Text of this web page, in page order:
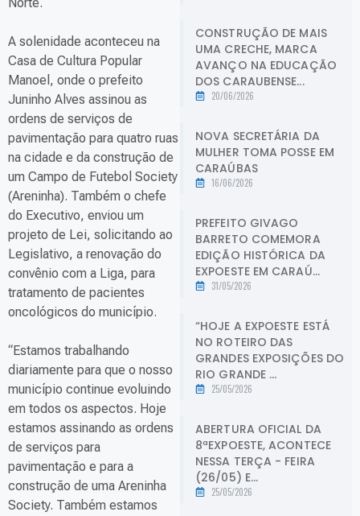
A solenidade aconteceu na
Casa de Cultura Popular
Manoel, onde o prefeito
Juninho Alves assinou as
ordens de serviços de
pavimentação para quatro ruas
na cidade e da construção de
um Campo de Futebol Society
(Areninha). Também o chefe
do Executivo, enviou um
projeto de Lei, solicitando ao
Legislativo, a renovação do
convênio com a Liga, para
tratamento de pacientes
oncológicos do município.
“Estamos trabalhando
diariamente para que o nosso
município continue evoluindo
em todos os aspectos. Hoje
estamos assinando as ordens
de serviços para
pavimentação e para a
construção de uma Areninha
Society. Também estamos
CONSTRUÇÃO DE MAIS
UMA CRECHE, MARCA
AVANÇO NA EDUCAÇÃO
DOS CARAUBENSE...
20/06/2026
NOVA SECRETÁRIA DA
MULHER TOMA POSSE EM
CARAÚBAS
16/06/2026
PREFEITO GIVAGO
BARRETO COMEMORA
EDIÇÃO HISTÓRICA DA
EXPOESTE EM CARAÚ...
31/05/2026
“HOJE A EXPOESTE ESTÁ
NO ROTEIRO DAS
GRANDES EXPOSIÇÕES DO
RIO GRANDE ...
25/05/2026
ABERTURA OFICIAL DA
8ªEXPOESTE, ACONTECE
NESSA TERÇA - FEIRA
(26/05) E...
25/05/2026